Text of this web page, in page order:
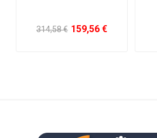
314,58 € 159,56 €